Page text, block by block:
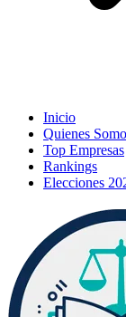
Inicio
Quienes
Top Empresas
Rankings
Elecciones